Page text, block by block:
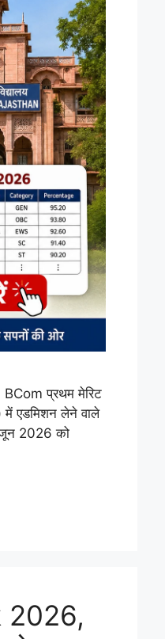
प्रथम मेरिट
में एडमिशन लेने वाले
2026 को
2026,